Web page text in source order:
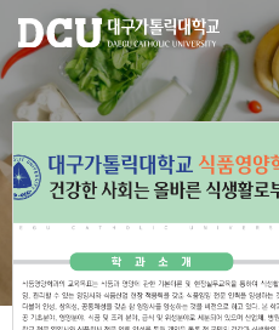
Department of Food